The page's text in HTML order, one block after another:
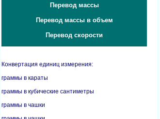
Перевод массы
Перевод массы в объем
Перевод скорости
Конвертация единиц измерения:
граммы в караты
граммы в кубические сантиметры
граммы в чашки